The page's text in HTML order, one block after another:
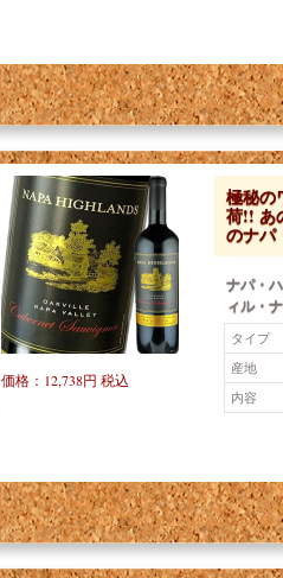
極秘の
荷!! あ
のナパ
ナパ・
ィル・
タイプ
産地
内容
価格：12,738円 税込